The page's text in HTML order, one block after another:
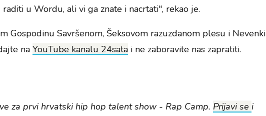
raditi u Wordu, ali vi ga znate i nacrtati", rekao je.
Gospodinu Savršenom, Šeksovom razuzdanom plesu i Nevenki
naYouTube kanalu 24sata i ne zaboravite nas zapratiti.
za prvi hrvatski hip hop talent show - Rap Camp. Prijavi sei